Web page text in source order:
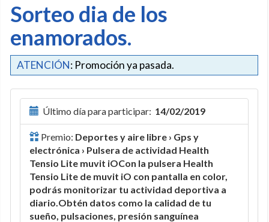
Sorteo dia de los
enamorados.
ATENCIÓN: Promoción ya pasada.
Último día para participar: 14/02/2019
Premio: Deportes y aire libre › Gps y
electrónica › Pulsera de actividad Health
Tensio Lite muvit iOCon la pulsera Health
Tensio Lite de muvit iO con pantalla en color,
podrás monitorizar tu actividad deportiva a
diario.Obtén datos como la calidad de tu
sueño, pulsaciones, presión sanguínea